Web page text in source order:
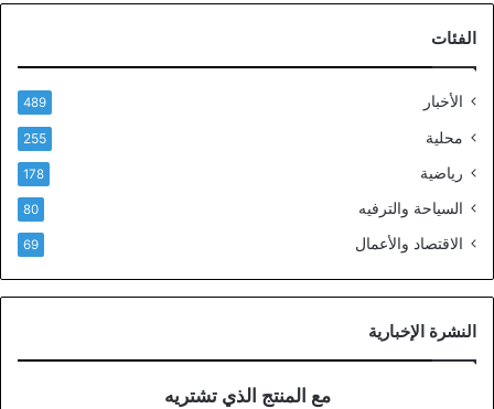
الفئات
الأخبار 489
محلية 255
رياضية 178
السياحة والترفيه 80
الاقتصاد والأعمال 69
النشرة الإخبارية
مع المنتج الذي تشتريه